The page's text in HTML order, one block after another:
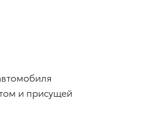
и присущей